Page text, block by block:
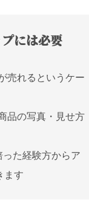
プには必要
売れるというケー
品の写真・見せ方
た経験方からア
ます